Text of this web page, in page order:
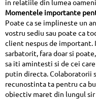
in relatiile din lumea
Momentele importante
Poate ca se implineste un
vostru sediu sau poate ca
client nespus de
sarbatorit, fara doar si
sa iti amintesti si de cei
putin directa. Colaboratorii
recunostinta ta pentru ca
obiectiv maret din lungul